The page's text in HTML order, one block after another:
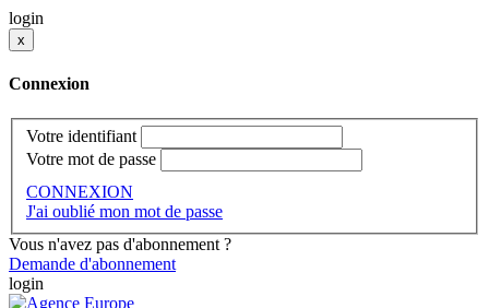
login
x
Connexion
Votre identifiant
Votre mot de passe
CONNEXION
J'ai oublié mon mot de passe
Vous n'avez pas d'abonnement ?
Demande d'abonnement
login